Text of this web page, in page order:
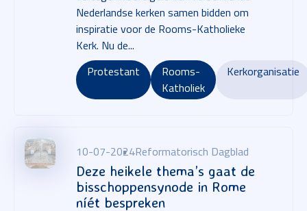
Nederlandse kerken samen bidden om
inspiratie voor de Rooms-Katholieke
Kerk. Nu de...
Protestant
Rooms-
Katholiek
Kerkorganisatie
10-07-2024Reformatorisch Dagblad
Deze heikele thema’s gaat de
bisschoppensynode in Rome
níét bespreken